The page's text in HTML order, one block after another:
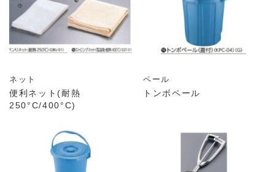
ネット
便利ネット(耐熱
250°C/400°C)
ペール
トンボペール